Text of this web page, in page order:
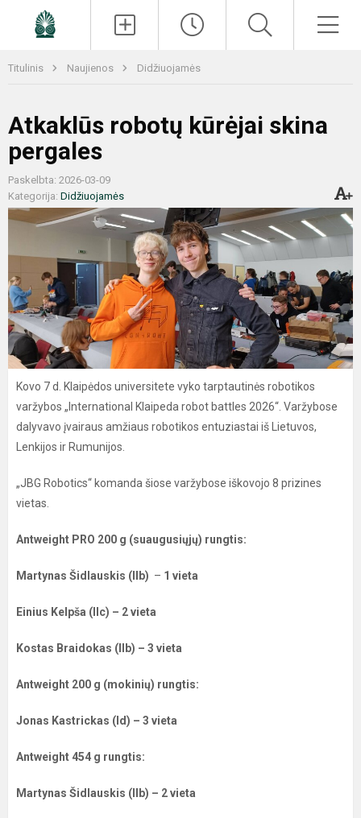
Titulinis Naujienos Didžiuojamės
Atkaklūs robotų kūrėjai skina
pergales
Paskelbta: 2026-03-09
Kategorija: Didžiuojamės
Kovo 7 d. Klaipėdos universitete vyko tarptautinės robotikos
varžybos „International Klaipeda robot battles 2026“. Varžybose
dalyvavo įvairaus amžiaus robotikos entuziastai iš Lietuvos,
Lenkijos ir Rumunijos.
„JBG Robotics“ komanda šiose varžybose iškovojo 8 prizines
vietas.
Antweight PRO 200 g (suaugusiųjų) rungtis:
Martynas Šidlauskis (IIb) – 1 vieta
Einius Kelpša (IIc) – 2 vieta
Kostas Braidokas (IIb) – 3 vieta
Antweight 200 g (mokinių) rungtis:
Jonas Kastrickas (Id) – 3 vieta
Antweight 454 g rungtis:
Martynas Šidlauskis (IIb) – 2 vieta